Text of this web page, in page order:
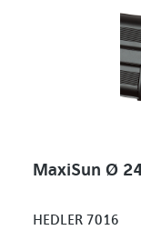
HEDLER 7016